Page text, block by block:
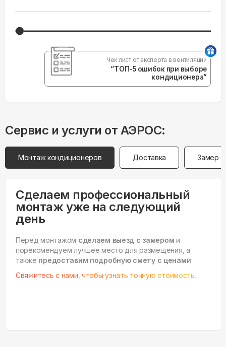
Чек лист от эксперта в вентиляции
“ТОП-5 ошибок при выборе
кондиционера”
Сервис и услуги от АЭРОС:
Монтаж кондиционеров Доставка Замер
Сделаем профессиональный
монтаж уже на следующий
день
Перед монтажом сделаем выезд с замером и
порекомендуем лучшее место для размещения, а
также предоставим подробную смету с ценами
Свяжитесь с нами, чтобы узнать точную стоимость.